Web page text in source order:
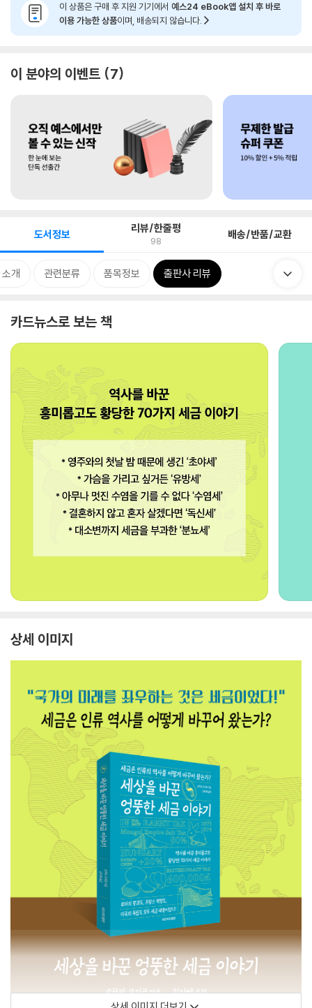
이 상품은 구매 후 지원 기기에서 예스24 eBook앱 설치 후 바로
이용 가능한 상품이며, 배송되지 않습니다.
이 분야의 이벤트 7
도서정보 리뷰/한줄평
98 배송/반품/교환
개 관련분류 품목정보 출판사 리뷰
카드뉴스로 보는 책
상세 이미지